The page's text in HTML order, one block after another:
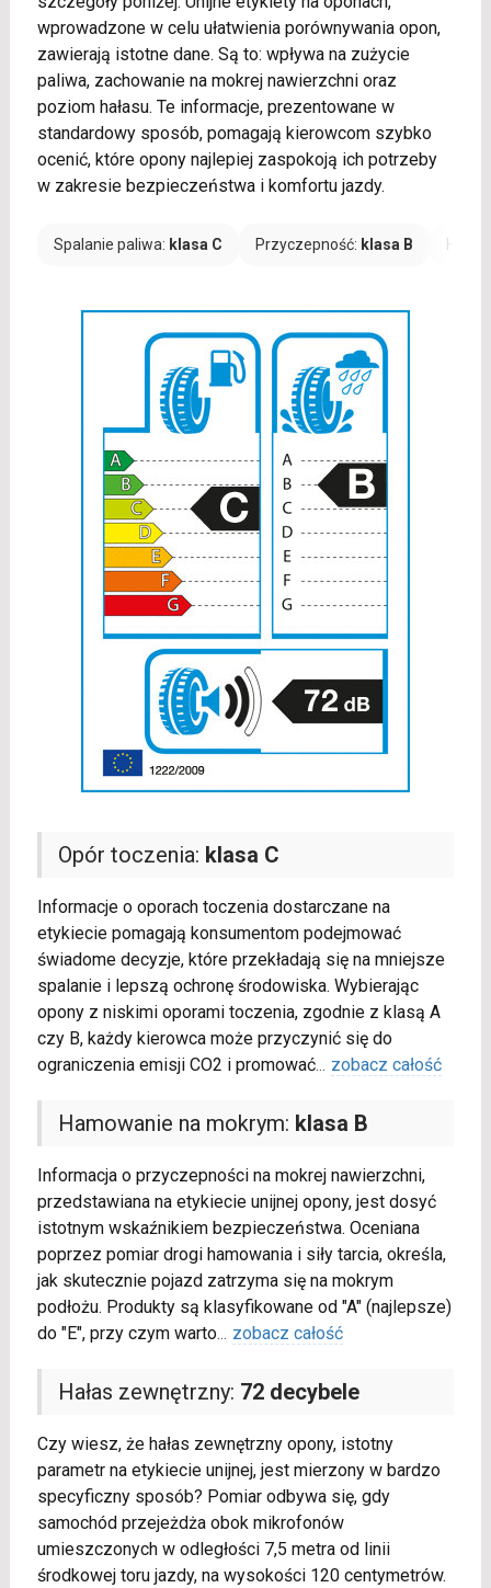
wprowadzone w celu ułatwienia porównywania opon,
zawierają istotne dane. Są to: wpływa na zużycie
paliwa, zachowanie na mokrej nawierzchni oraz
poziom hałasu. Te informacje, prezentowane w
standardowy sposób, pomagają kierowcom szybko
ocenić, które opony najlepiej zaspokoją ich potrzeby
w zakresie bezpieczeństwa i komfortu jazdy.
Spalanie paliwa: klasa C Przyczepność: klasa B
Opór toczenia: klasa C
Informacje o oporach toczenia dostarczane na
etykiecie pomagają konsumentom podejmować
świadome decyzje, które przekładają się na mniejsze
spalanie i lepszą ochronę środowiska. Wybierając
opony z niskimi oporami toczenia, zgodnie z klasą A
czy B, każdy kierowca może przyczynić się do
ograniczenia emisji CO2 i promować... zobacz całość
Hamowanie na mokrym: klasa B
Informacja o przyczepności na mokrej nawierzchni,
przedstawiana na etykiecie unijnej opony, jest dosyć
istotnym wskaźnikiem bezpieczeństwa. Oceniana
poprzez pomiar drogi hamowania i siły tarcia, określa,
jak skutecznie pojazd zatrzyma się na mokrym
podłożu. Produkty są klasyfikowane od "A" (najlepsze)
do "E", przy czym warto... zobacz całość
Hałas zewnętrzny: 72 decybele
Czy wiesz, że hałas zewnętrzny opony, istotny
parametr na etykiecie unijnej, jest mierzony w bardzo
specyficzny sposób? Pomiar odbywa się, gdy
samochód przejeżdża obok mikrofonów
umieszczonych w odległości 7,5 metra od linii
środkowej toru jazdy, na wysokości 120 centymetrów.